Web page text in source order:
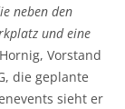
neben den
und eine
Vorstand
die geplante
sieht er